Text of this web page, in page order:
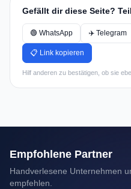
Gefällt dir diese Seite?
🟢 WhatsApp ✈️ Telegram
📋 Link kopieren
Hilf anderen zu bestätigen, ob sie
Empfohlene Partner
Handverlesene Unternehmen
empfehlen.